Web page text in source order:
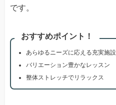
です。
おすすめポイント！
あらゆるニーズに応える充実施設
バリエーション豊かなレッスン
整体ストレッチでリラックス